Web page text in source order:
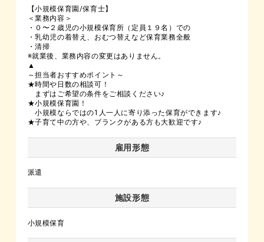
【小規模保育園/保育士】
＜業務内容＞
・０〜２歳児の小規模保育所（定員１９名）での
・乳幼児の着替え、おむつ替えなど保育業務全般
・清掃
※就業後、業務内容の変更はありません。
▲
～担当者おすすめポイント～
★時間や日数の相談可！
まずはご希望の条件をご相談ください♪
★小規模保育園！
小規模ならではの1人一人に寄り添った保育ができます♪
★子育て中の方や、ブランクがある方も大歓迎です♪
雇用形態
派遣
施設形態
小規模保育